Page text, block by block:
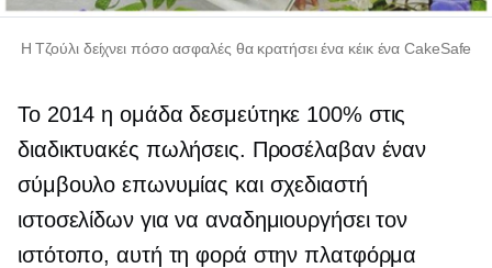
Η Τζούλι δείχνει πόσο ασφαλές θα κρατήσει ένα κέικ ένα CakeSafe
Το 2014 η ομάδα δεσμεύτηκε 100% στις
διαδικτυακές πωλήσεις. Προσέλαβαν έναν
σύμβουλο επωνυμίας και σχεδιαστή
ιστοσελίδων για να αναδημιουργήσει τον
ιστότοπο, αυτή τη φορά στην πλατφόρμα